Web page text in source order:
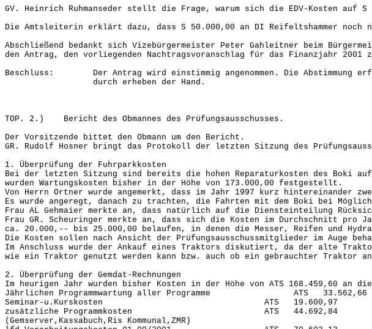
GV. Heinrich Ruhmanseder stellt die Frage, warum sich die EDV-Kosten auf
Die Amtsleiterin erklärt dazu, dass S 50.000,00 an DI Reifeltshammer
Abschließend bedankt sich Vizebürgermeister Peter Gahleitner beim
den Antrag, den vorliegenden Nachtragsvoranschlag für das Finanzjahr 2001
Beschluss: Der Antrag wird einstimmig angenommen. Die Abstimmung
durch erheben der Hand.
TOP. 2.) Bericht des Obmannes des Prüfungsausschusses.
Der Vorsitzende bittet den Obmann um den Bericht.
GR. Rudolf Hosner bringt das Protokoll der letzten Sitzung des
1. Überprüfung der Fuhrparkkosten
Bei der letzten Sitzung sind bereits die hohen Reparaturkosten des Boki
wurden Wartungskosten bisher in der Höhe von 173.000,00 festgestellt.
Von Herrn Ortner wurde angemerkt, dass im Jahr 1997 kurz hintereinander
Es wurde angeregt, danach zu trachten, die Fahrten mit dem Boki bei
Frau AL Gehmaier merkte an, dass natürlich auf die Diensteinteilung Rücksicht
Frau GR. Scheuringer merkte an, dass sich die Kosten im Durchschnitt pro
ca. 20.000,-- bis 25.000,00 belaufen, in denen die Messer, Reifen und
Die Kosten sollen nach Ansicht der Prüfungsausschussmitglieder im Auge
Im Anschluss wurde der Ankauf eines Traktors diskutiert, da der alte
wie ein Traktor genutzt werden kann bzw. auch ob ein gebrauchter
2. Überprüfung der Gemdat-Rechnungen
Im heurigen Jahr wurden bisher Kosten in der Höhe von ATS 168.459,60 an
Jährlichen Programmwartung aller Programme ATS 33.562,66
Seminar-u.Kurskosten ATS 19.600,97
zusätzliche Programmkosten ATS 44.692,84
(Gemserver,Kassabuch,Ris Kommunal,ZMR)